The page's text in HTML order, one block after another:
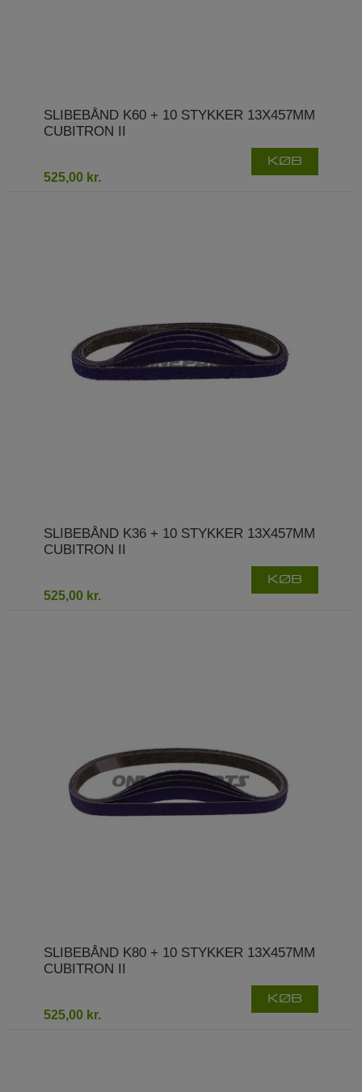
SLIBEBÅND K60 + 10 STYKKER 13X457MM
CUBITRON II
525,00 kr.
KØB
SLIBEBÅND K36 + 10 STYKKER 13X457MM
CUBITRON II
525,00 kr.
KØB
SLIBEBÅND K80 + 10 STYKKER 13X457MM
CUBITRON II
525,00 kr.
KØB